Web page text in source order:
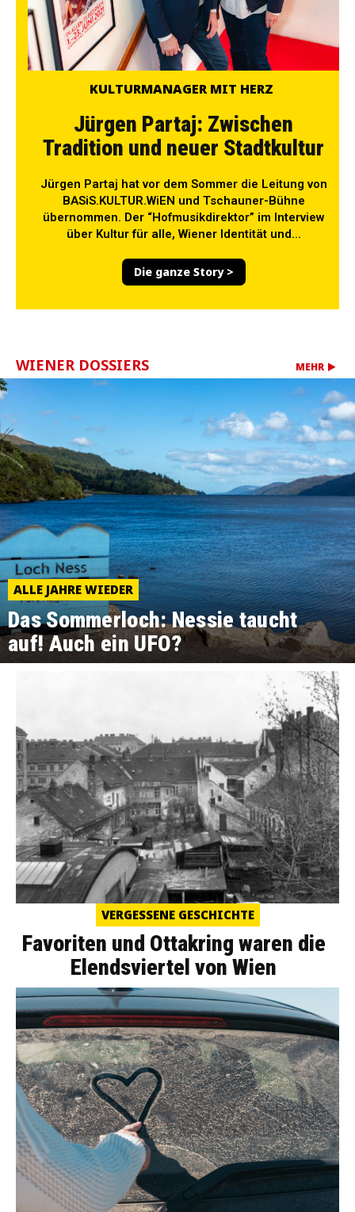
KULTURMANAGER MIT HERZ
Jürgen Partaj: Zwischen
Tradition und neuer Stadtkultur
Jürgen Partaj hat vor dem Sommer die Leitung von
BASiS.KULTUR.WiEN und Tschauner-Bühne
übernommen. Der “Hofmusikdirektor” im Interview
über Kultur für alle, Wiener Identität und...
Die ganze Story >
WIENER DOSSIERS MEHR
ALLE JAHRE WIEDER
Das Sommerloch: Nessie taucht
auf! Auch ein UFO?
VERGESSENE GESCHICHTE
Favoriten und Ottakring waren die
Elendsviertel von Wien